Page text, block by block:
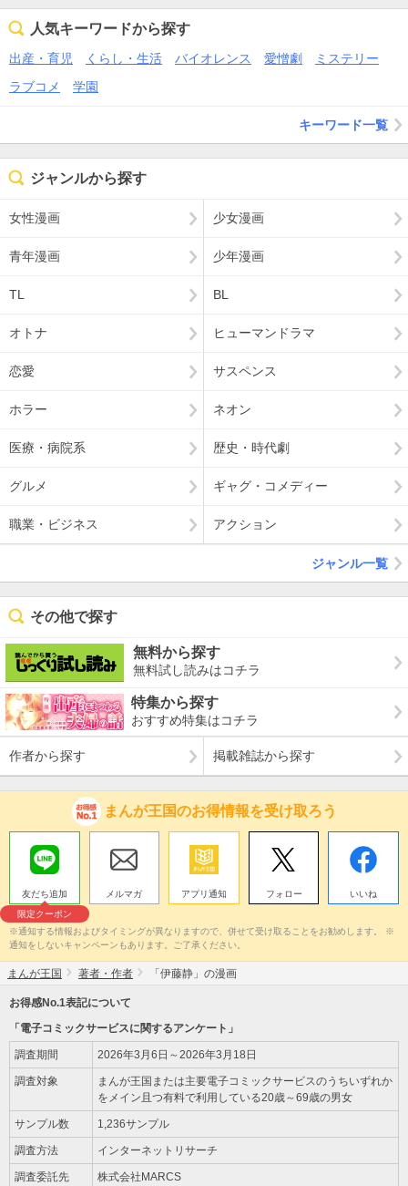
人気キーワードから探す
出産・育児 くらし・生活 バイオレンス 愛憎劇
ミステリー
ラブコメ
学園
キーワード一覧
ジャンルから探す
女性漫画 少女漫画
青年漫画 少年漫画
TL BL
オトナ ヒューマンドラマ
恋愛 サスペンス
ホラー ネオン
医療・病院系 歴史・時代劇
グルメ ギャグ・コメディー
職業・ビジネス アクション
ジャンル一覧
その他で探す
無料から探す
無料試し読みはコチラ
特集から探す
おすすめ特集はコチラ
作者から探す 掲載雑誌から探す
まんが王国のお得情報を受け取ろう
友だち追加
限定クーポン
メルマガ アプリ通知 フォロー いいね
※通知する情報およびタイミングが異なりますので、併せて受け取ることをお勧めします。 ※
通知をしないキャンペーンもあります。ご了承ください。
まんが王国 著者・作者 「伊藤静」の漫画
お得感No.1表記について
「電子コミックサービスに関するアンケート」
調査期間 2026年3月6日～2026年3月18日
調査対象
まんが王国または主要電子コミックサービスのうちいずれか
をメイン且つ有料で利用している20歳～69歳の男女
サンプル数 1,236サンプル
調査方法 インターネットリサーチ
調査委託先 株式会社MARCS